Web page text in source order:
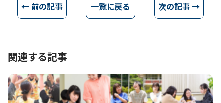
← 前の記事 一覧に戻る 次の記事 →
関連する記事